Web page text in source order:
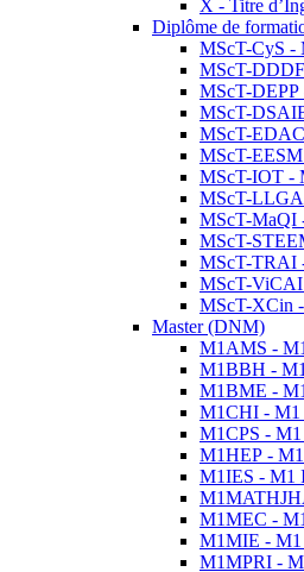
X - Titre
Diplôme de
MScT-CyS -
MScT-
MScT-DEPP
MScT-
MScT-
MScT-
MScT-IOT -
MScT-LLGA
MScT-MaQI
MScT-
MScT-TRAI
MScT-ViCAI
MScT-XCin
Master (DNM)
M1AMS -
M1BBH -
M1BME -
M1CHI - M1
M1CPS - M1
M1HEP - M1
M1IES - M1
M1MEC -
M1MIE - M1
M1MPRI -